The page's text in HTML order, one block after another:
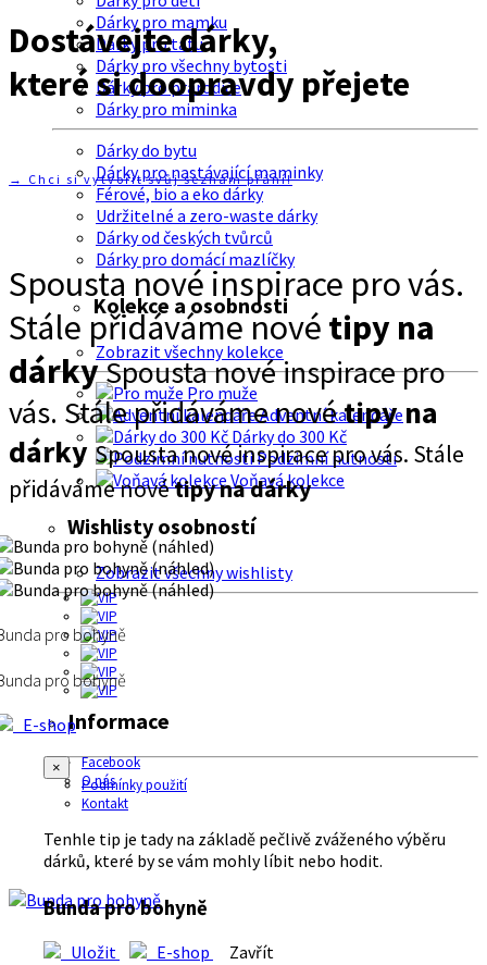
Dárky pro mamku
Dárky pro tátu
Dárky pro všechny bytosti
Dárky pro prarodiče
Dárky pro miminka
Dárky do bytu
Dárky pro nastávající maminky
Férové, bio a eko dárky
Udržitelné a zero-waste dárky
Dárky od českých tvůrců
Dárky pro domácí mazlíčky
Kolekce a osobnosti
Zobrazit všechny kolekce
Pro muže
Adventní kalendáře
Dárky do 300 Kč
Podzimní nutnosti
Voňavá kolekce
Wishlisty osobností
Zobrazit všechny wishlisty
Informace
Facebook
O nás
Podmínky použití
Kontakt
Dostávejte dárky,
které si doopravdy přejete
→ Chci si vytvořit svůj seznam přání!
Spousta nové inspirace pro vás.
Stále přidáváme nové tipy na
dárkySpousta nové inspirace pro
vás. Stále přidáváme novétipy na
dárky Spousta nové inspirace pro vás. Stále
přidáváme novétipy na dárky
pro bohyně
pro bohyně
E-shop
×
Tenhle tip je tady na základě pečlivě zváženého výběru
dárků, které by se vám mohly líbit nebo hodit.
Bunda pro bohyně
Uložit E-shop Zavřít